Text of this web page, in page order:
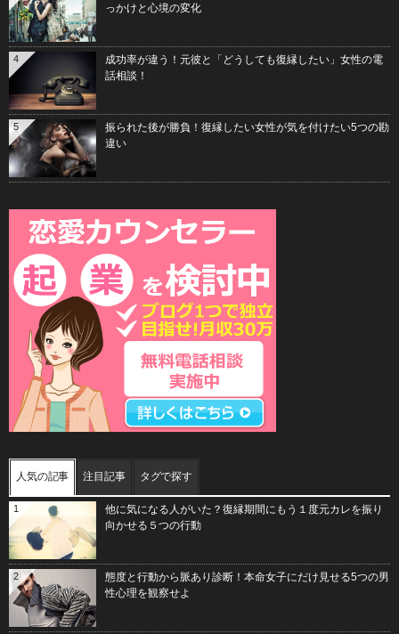
っかけと心境の変化
成功率が違う！元彼と「どうしても復縁したい」女性の電
話相談！
4
振られた後が勝負！復縁したい女性が気を付けたい5つの勘
違い
5
人気の記事 注目記事 タグで探す
他に気になる人がいた？復縁期間にもう１度元カレを振り
向かせる５つの行動
1
態度と行動から脈あり診断！本命女子にだけ見せる5つの男
性心理を観察せよ
2